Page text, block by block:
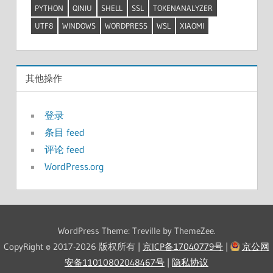
PYTHON QINIU SHELL SSL
TOKENANALYZER
UTF8
WINDOWS WORDPRESS WSL XIAOMI
其他操作
登录
条目 feed
评论 feed
WordPress.org
WordPress Theme: Treville by ThemeZee.
CopyRight © 2017-2026 版权所有 |京ICP备17040779号 |
京公网
安备11010802048467号
隐私协议